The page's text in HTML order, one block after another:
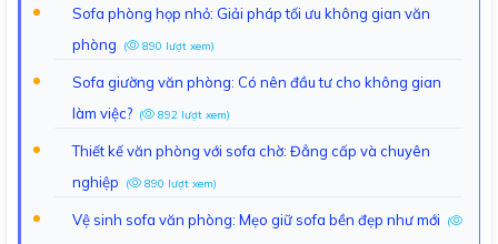
Sofa phòng họp nhỏ: Giải pháp tối ưu không gian văn
phòng
( 890 lượt xem)
Sofa giường văn phòng: Có nên đầu tư cho không gian
làm việc? ( 892 lượt xem)
Thiết kế văn phòng với sofa chờ: Đẳng cấp và chuyên
nghiệp
( 890 lượt xem)
Vệ sinh sofa văn phòng: Mẹo giữ sofa bền đẹp như mới (